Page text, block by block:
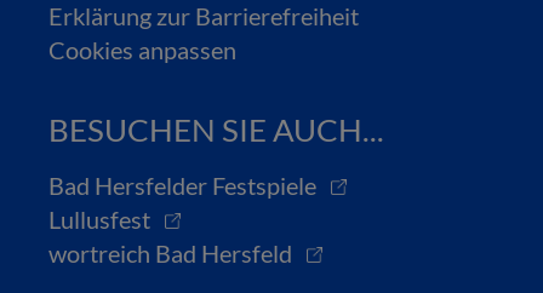
Erklärung zur Barrierefreiheit
Cookies anpassen
BESUCHEN SIE AUCH...
Bad Hersfelder Festspiele
Lullusfest
wortreich Bad Hersfeld